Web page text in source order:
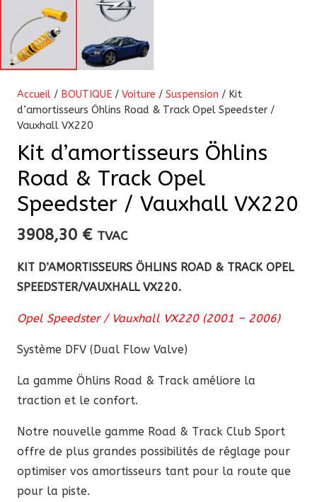
Accueil / BOUTIQUE / Voiture / Suspension / Kit
d’amortisseurs Öhlins Road & Track Opel Speedster /
Vauxhall VX220
Kit d’amortisseurs Öhlins
Road & Track Opel
Speedster / Vauxhall VX220
3908,30 € TVAC
KIT D’AMORTISSEURS ÖHLINS ROAD & TRACK OPEL
SPEEDSTER/VAUXHALL VX220.
Opel Speedster / Vauxhall VX220 (2001 – 2006)
Système DFV (Dual Flow Valve)
La gamme Öhlins Road & Track améliore la
traction et le confort.
Notre nouvelle gamme Road & Track Club Sport
offre de plus grandes possibilités de réglage pour
optimiser vos amortisseurs tant pour la route que
pour la piste.